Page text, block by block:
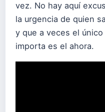
vez. No hay aquí
la urgencia de quien
y que a veces el
importa es el ahora.